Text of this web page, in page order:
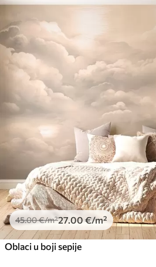
45.00€/m²27 .00 €/m²
Oblaci u boji sepije